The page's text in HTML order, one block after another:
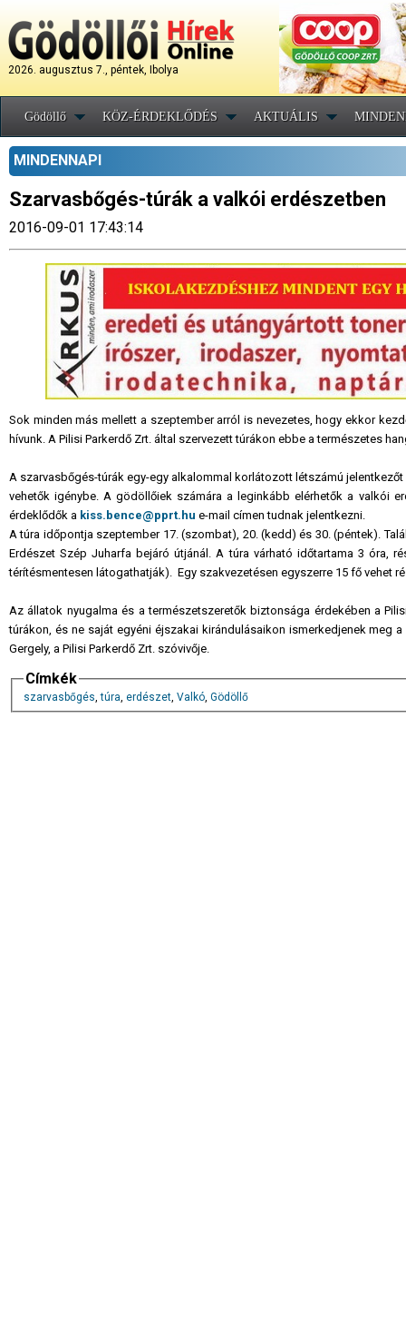
2026. augusztus 7., péntek, Ibolya
Gödöllő KÖZ-ÉRDEKLŐDÉS AKTUÁLIS
MINDENNAPI
Szarvasbőgés-túrák a valkói erdészetben
2016-09-01 17:43:14
Sok minden más mellett a szeptember arról is nevezetes, hogy ekkor
hívunk. A Pilisi Parkerdő Zrt. által szervezett túrákon ebbe a természetes
A szarvasbőgés-túrák egy-egy alkalommal korlátozott létszámú
vehetők igénybe. A gödöllőiek számára a leginkább elérhetők a valkói
érdeklődők a kiss.bence@pprt.hu e-mail címen tudnak jelentkezni.
A túra időpontja szeptember 17. (szombat), 20. (kedd) és 30. (péntek).
Erdészet Szép Juharfa bejáró útjánál. A túra várható időtartama 3 óra,
térítésmentesen látogathatják). Egy szakvezetésen egyszerre 15 fő vehet
Az állatok nyugalma és a természetszeretők biztonsága érdekében a
túrákon, és ne saját egyéni éjszakai kirándulásaikon ismerkedjenek meg
Gergely, a Pilisi Parkerdő Zrt. szóvivője.
Címkék
szarvasbőgés,túra, erdészet, Valkó, Gödöllő